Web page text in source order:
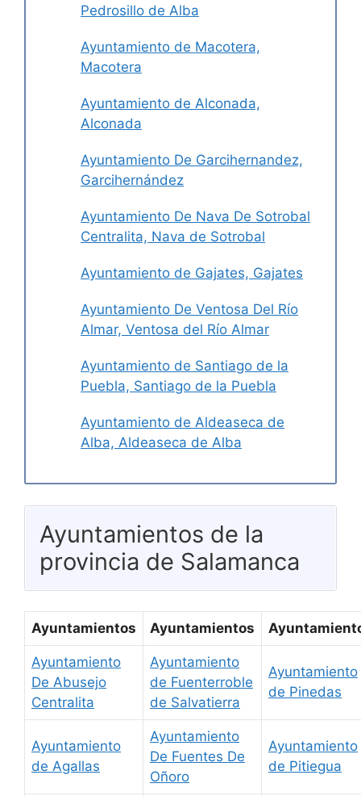
Pedrosillo de Alba
Ayuntamiento de Macotera,
Macotera
Ayuntamiento de Alconada,
Alconada
Ayuntamiento De Garcihernandez,
Garcihernández
Ayuntamiento De Nava De Sotrobal
Centralita, Nava de Sotrobal
Ayuntamiento de Gajates, Gajates
Ayuntamiento De Ventosa Del Río
Almar, Ventosa del Río Almar
Ayuntamiento de Santiago de la
Puebla, Santiago de la Puebla
Ayuntamiento de Aldeaseca de
Alba, Aldeaseca de Alba
Ayuntamientos de la
provincia de Salamanca
Ayuntamientos Ayuntamientos
Ayuntamiento
De Abusejo
Centralita
Ayuntamiento
de Fuenterroble
de Salvatierra
Ayuntamiento
de Pinedas
Ayuntamiento
de Agallas
Ayuntamiento
De Fuentes De
Oñoro
Ayuntamiento
de Pitiegua